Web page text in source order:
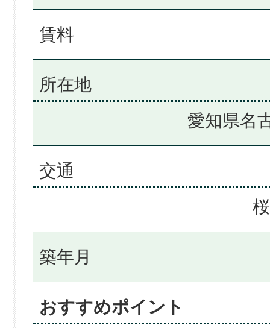
賃料
所在地
愛知県名
交通
築年月
おすすめポイント